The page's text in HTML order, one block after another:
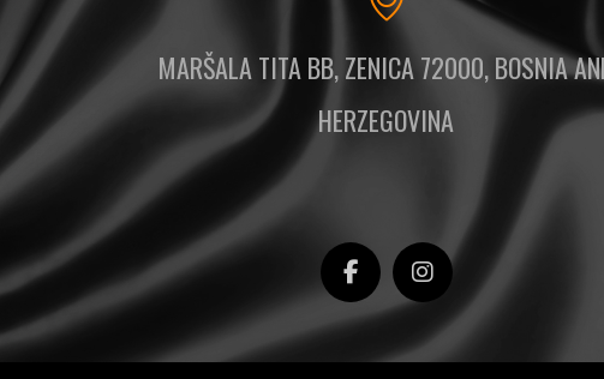
MARŠALA TITA BB, ZENICA 72000, BOSNIA
HERZEGOVINA